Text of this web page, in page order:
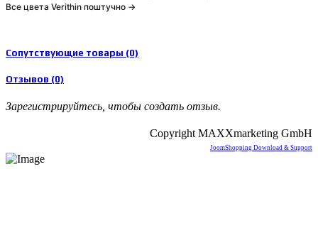
Все цвета Verithin поштучно →
Сопутствующие товары (0)
Отзывов (0)
Зарегистрируйтесь, чтобы создать отзыв.
Copyright MAXXmarketing GmbH
JoomShopping Download & Support